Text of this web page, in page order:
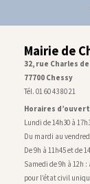
Mairie de
32, rue Charles
77700 Chessy
Tél. 01 60 43 80 21
Horaires
Lundi de 14h30 à
Du mardi au
De 9h à 11h45 et de
Samedi de 9h à 12h
pour l’état civil